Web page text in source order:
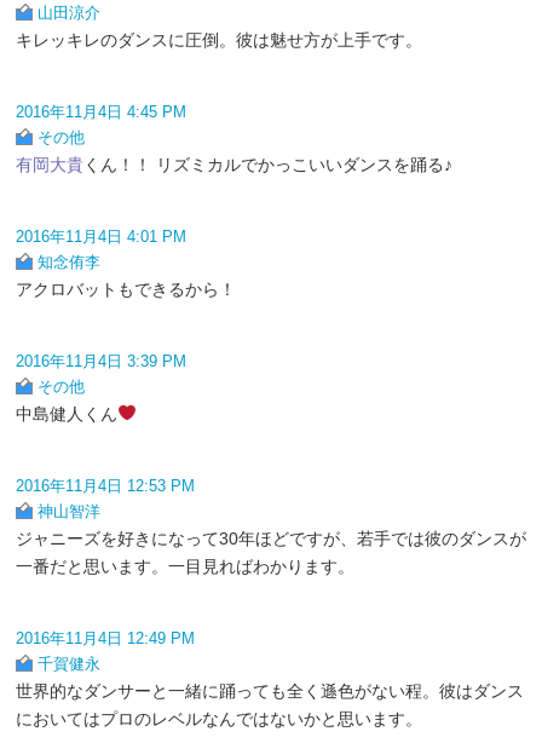
山田涼介
キレッキレのダンスに圧倒。彼は魅せ方が上手です。
2016年11月4日 4:45 PM
その他
有岡大貴くん！！ リズミカルでかっこいいダンスを踊る♪
2016年11月4日 4:01 PM
知念侑李
アクロバットもできるから！
2016年11月4日 3:39 PM
その他
中島健人くん
2016年11月4日 12:53 PM
神山智洋
ジャニーズを好きになって30年ほどですが、若手では彼のダンスが
一番だと思います。一目見ればわかります。
2016年11月4日 12:49 PM
千賀健永
世界的なダンサーと一緒に踊っても全く遜色がない程。彼はダンス
においてはプロのレベルなんではないかと思います。